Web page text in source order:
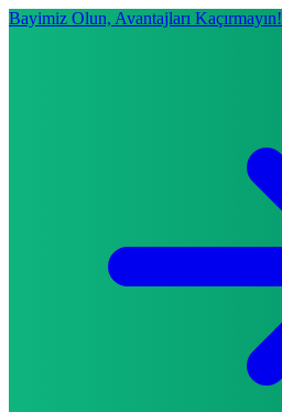
Bayimiz Olun, Avantajları Kaçırmayın!